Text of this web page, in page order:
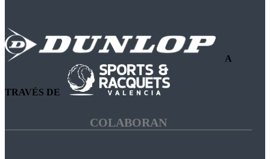
A
TRAVÉS DE
COLABORAN